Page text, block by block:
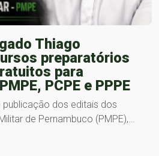
Thiago
preparatórios
para
PCPE e PPPE
dos editais dos
de Pernambuco (PMPE),…